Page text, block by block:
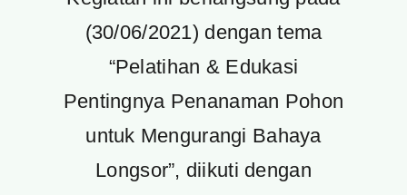
(30/06/2021) dengan tema
“Pelatihan & Edukasi
Pentingnya Penanaman Pohon
untuk Mengurangi Bahaya
Longsor”, diikuti dengan